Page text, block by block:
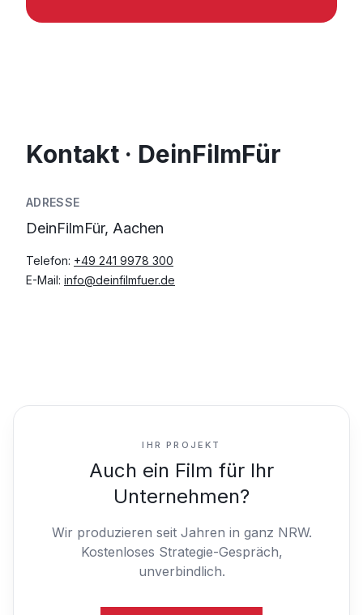
Kontakt · DeinFilmFür
ADRESSE
DeinFilmFür, Aachen
Telefon: +49 241 9978 300
E-Mail: info@deinfilmfuer.de
IHR PROJEKT
Auch ein Film für Ihr
Unternehmen?
Wir produzieren seit Jahren in ganz NRW.
Kostenloses Strategie-Gespräch,
unverbindlich.